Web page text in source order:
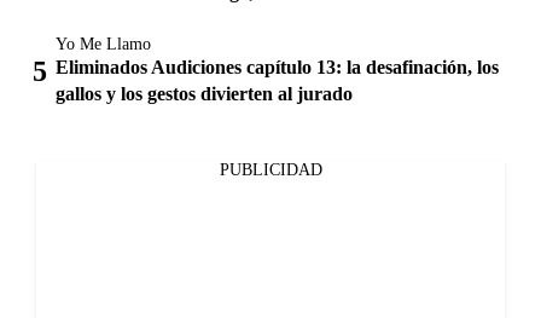
Yo Me Llamo
Eliminados Audiciones capítulo 13: la desafinación, los
gallos y los gestos divierten al jurado
PUBLICIDAD